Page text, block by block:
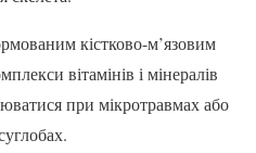
кістково-м’язовим
вітамінів і мінералів
при мікротравмах або